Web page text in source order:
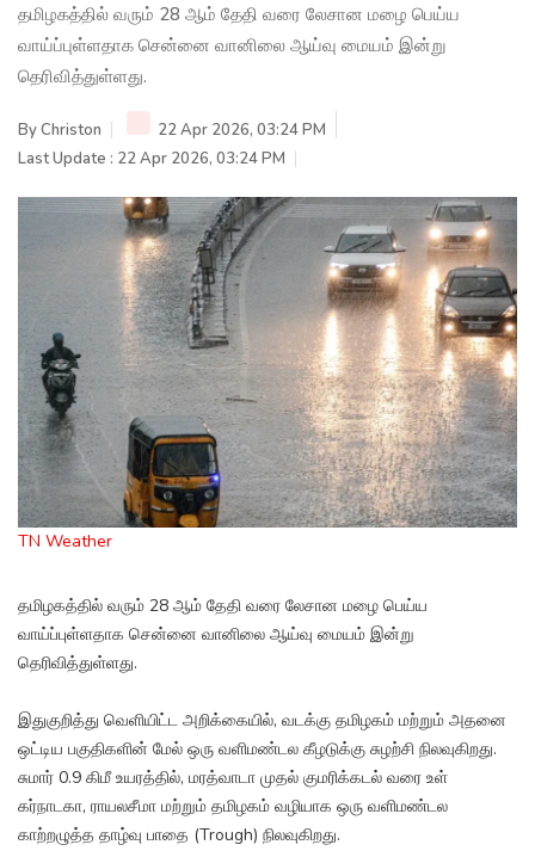
தமிழகத்தில் வரும் 28 ஆம் தேதி வரை லேசான மழை பெய்ய
வாய்ப்புள்ளதாக சென்னை வானிலை ஆய்வு மையம் இன்று
தெரிவித்துள்ளது.
ByChriston
22 Apr 2026, 03:24 PM
Last Update : 22 Apr 2026, 03:24 PM
TN Weather
தமிழகத்தில் வரும் 28 ஆம் தேதி வரை லேசான மழை பெய்ய
வாய்ப்புள்ளதாக சென்னை வானிலை ஆய்வு மையம் இன்று
தெரிவித்துள்ளது.
இதுகுறித்து வெளியிட்ட அறிக்கையில், வடக்கு தமிழகம் மற்றும் அதனை
ஒட்டிய பகுதிகளின் மேல் ஒரு வளிமண்டல கீழடுக்கு சுழற்சி நிலவுகிறது.
சுமார் 0.9 கிமீ உயரத்தில், மரத்வாடா முதல் குமரிக்கடல் வரை உள்
கர்நாடகா, ராயலசீமா மற்றும் தமிழகம் வழியாக ஒரு வளிமண்டல
காற்றழுத்த தாழ்வு பாதை (Trough) நிலவுகிறது.